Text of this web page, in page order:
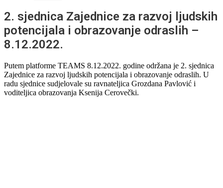
2. sjednica Zajednice za razvoj ljudskih
potencijala i obrazovanje odraslih –
8.12.2022.
Putem platforme TEAMS 8.12.2022. godine održana je 2. sjednica
Zajednice za razvoj ljudskih potencijala i obrazovanje odraslih. U
radu sjednice sudjelovale su ravnateljica Grozdana Pavlović i
voditeljica obrazovanja Ksenija Cerovečki.